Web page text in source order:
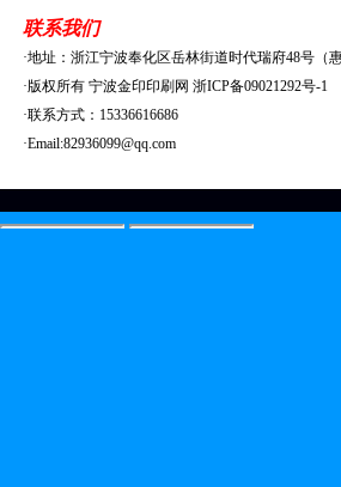
联系我们
·地址：浙江宁波奉化区岳林街道时代瑞府48号（
·版权所有 宁波金印印刷网 浙ICP备09021292号-1
·联系方式：15336616686
·Email:82936099@qq.com